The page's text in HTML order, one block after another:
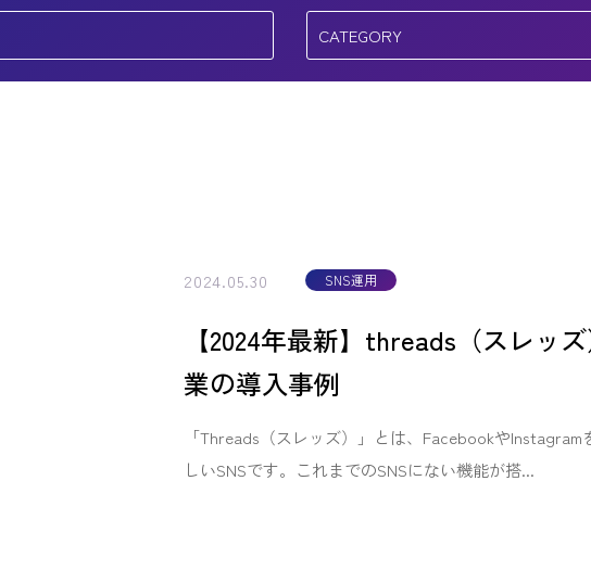
2024.05.30 SNS運用
【2024年最新】threads（スレッ
業の導入事例
「Threads（スレッズ）」とは、Facebookや
しいSNSです。これまでのSNSにない機能が搭...